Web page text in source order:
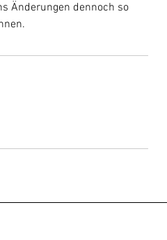
Änderungen dennoch so